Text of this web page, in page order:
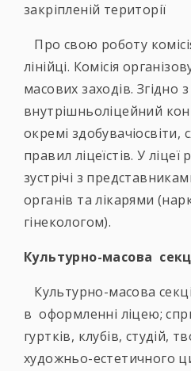
закріпленій території
Про свою роботу
лінійці. Комісія
масових заходів. Згідно
внутрішньоліцейний
окремі
правил ліцеїстів. У
зустрічі з
органів та лікарями
гінекологом).
Культурно-масова
Культурно-масова
в оформленні ліцею;
гуртків, клубів, студій,
художньо-естетичного